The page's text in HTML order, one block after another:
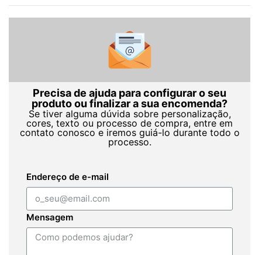
Precisa de ajuda para configurar o seu
produto ou finalizar a sua encomenda?
Se tiver alguma dúvida sobre personalização,
cores, texto ou processo de compra, entre em
contato conosco e iremos guiá-lo durante todo o
processo.
Endereço de e-mail
Mensagem